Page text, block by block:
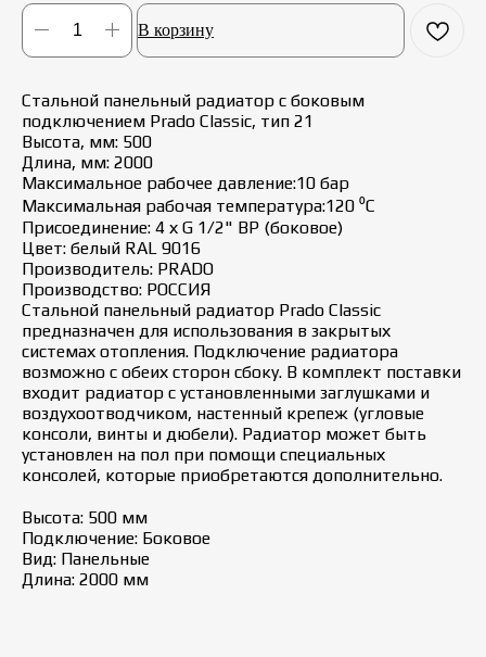
В корзину
Стальной панельный радиатор с боковым
подключением Prado Classic, тип 21
Высота, мм: 500
Длина, мм: 2000
Максимальное рабочее давление:10 бар
Максимальная рабочая температура:120 ⁰С
Присоединение: 4 х G 1/2" ВР (боковое)
Цвет: белый RAL 9016
Производитель: PRADO
Производство: РОССИЯ
Стальной панельный радиатор Prado Classic
предназначен для использования в закрытых
системах отопления. Подключение радиатора
возможно с обеих сторон сбоку. В комплект поставки
входит радиатор с установленными заглушками и
воздухоотводчиком, настенный крепеж (угловые
консоли, винты и дюбели). Радиатор может быть
установлен на пол при помощи специальных
консолей, которые приобретаются дополнительно.
Высота: 500 мм
Подключение: Боковое
Вид: Панельные
Длина: 2000 мм